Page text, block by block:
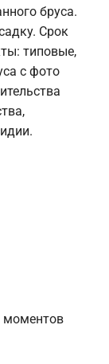
бруса.
Срок
типовые,
с фото
моментов